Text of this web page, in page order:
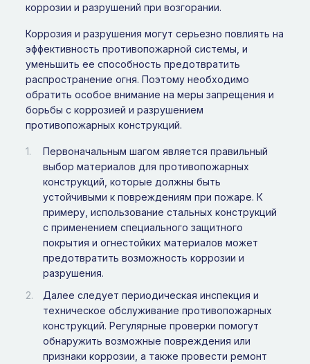
коррозии и разрушений при возгорании.
Коррозия и разрушения могут серьезно повлиять на
эффективность противопожарной системы, и
уменьшить ее способность предотвратить
распространение огня. Поэтому необходимо
обратить особое внимание на меры запрещения и
борьбы с коррозией и разрушением
противопожарных конструкций.
Первоначальным шагом является правильный
выбор материалов для противопожарных
конструкций, которые должны быть
устойчивыми к повреждениям при пожаре. К
примеру, использование стальных конструкций
с применением специального защитного
покрытия и огнестойких материалов может
предотвратить возможность коррозии и
разрушения.
Далее следует периодическая инспекция и
техническое обслуживание противопожарных
конструкций. Регулярные проверки помогут
обнаружить возможные повреждения или
признаки коррозии, а также провести ремонт